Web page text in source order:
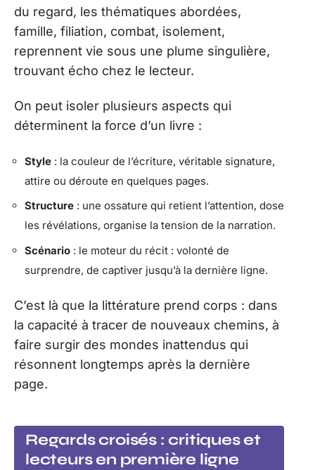
du regard, les thématiques abordées,
famille, filiation, combat, isolement,
reprennent vie sous une plume singulière,
trouvant écho chez le lecteur.
On peut isoler plusieurs aspects qui
déterminent la force d’un livre :
Style : la couleur de l’écriture, véritable signature,
attire ou déroute en quelques pages.
Structure : une ossature qui retient l’attention, dose
les révélations, organise la tension de la narration.
Scénario : le moteur du récit : volonté de
surprendre, de captiver jusqu’à la dernière ligne.
C’est là que la littérature prend corps : dans
la capacité à tracer de nouveaux chemins, à
faire surgir des mondes inattendus qui
résonnent longtemps après la dernière
page.
Regards croisés : critiques et
lecteurs en première ligne